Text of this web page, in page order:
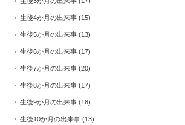
生後4か月の出来事 (15)
生後5か月の出来事 (13)
生後6か月の出来事 (17)
生後7か月の出来事 (20)
生後8か月の出来事 (17)
生後9か月の出来事 (18)
生後10か月の出来事 (13)